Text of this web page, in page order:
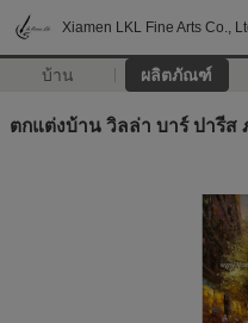
Xiamen LKL Fine Arts Co.,
บ้าน ผลิตภัณฑ์
ตกแต่งบ้าน วิลล่า บาร์ ปารีส